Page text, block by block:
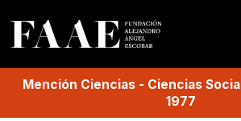
Mención Ciencias- Ciencias
1977